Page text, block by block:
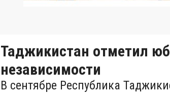
Таджикистан отметил
независимости
В сентябре Республика